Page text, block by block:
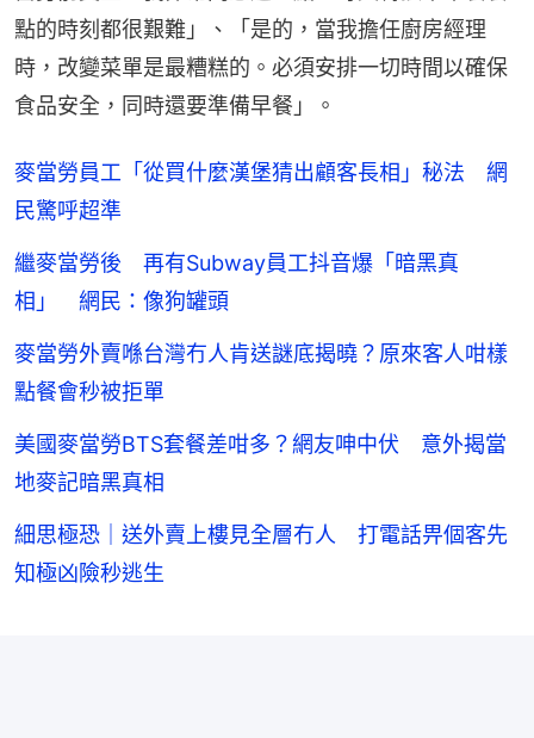
點的時刻都很艱難」、「是的，當我擔任廚房經理
時，改變菜單是最糟糕的。必須安排一切時間以確保
食品安全，同時還要準備早餐」。
麥當勞員工「從買什麼漢堡猜出顧客長相」秘法 網
民驚呼超準
繼麥當勞後 再有Subway員工抖音爆「暗黑真
相」 網民：像狗罐頭
麥當勞外賣喺台灣冇人肯送謎底揭曉？原來客人咁樣
點餐會秒被拒單
美國麥當勞BTS套餐差咁多？網友呻中伏 意外揭當
地麥記暗黑真相
細思極恐｜送外賣上樓見全層冇人 打電話畀個客先
知極凶險秒逃生